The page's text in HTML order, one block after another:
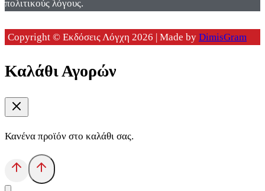
πολιτικούς λόγους.
Copyright © Εκδόσεις Λόγχη 2026 | Made by DimisGram
Καλάθι Αγορών
Κανένα προϊόν στο καλάθι σας.